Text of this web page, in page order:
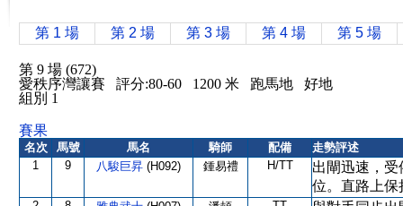
第 1 場 第 2 場 第 3 場 第 4 場 第 5 場
第 9 場 (672)
愛秩序灣讓賽 評分:80-60 1200 米 跑馬地 好地
組別 1
賽果
名次 馬號 馬名 騎師 配備
走勢評述
1
9 八駿巨昇 (H092) 鍾易禮 H/TT
出閘迅速，
位。直路上保